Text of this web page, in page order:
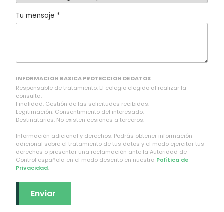
Tu mensaje *
INFORMACION BASICA PROTECCION DE DATOS
Responsable de tratamiento: El colegio elegido al realizar la
consulta.
Finalidad: Gestión de las solicitudes recibidas.
Legitimación: Consentimiento del interesado.
Destinatarios: No existen cesiones a terceros.
Información adicional y derechos: Podrás obtener información
adicional sobre el tratamiento de tus datos y el modo ejercitar tus
derechos o presentar una reclamación ante la Autoridad de
Control española en el modo descrito en nuestra Política de
Privacidad.